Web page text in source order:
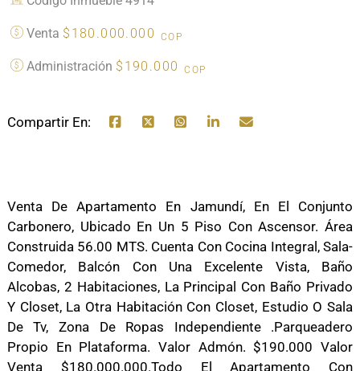
Venta $180.000.000 COP
Administración $190.000COP
Compartir En:
Venta De Apartamento En Jamundí, En El Conjunto
Carbonero, Ubicado En Un 5 Piso Con Ascensor. Área
Construida 56.00 MTS. Cuenta Con Cocina Integral, Sala-
Comedor, Balcón Con Una Excelente Vista, Baño
Alcobas, 2 Habitaciones, La Principal Con Baño Privado
Y Closet, La Otra Habitación Con Closet, Estudio O Sala
De Tv, Zona De Ropas Independiente .Parqueadero
Propio En Plataforma. Valor Admón. $190.000 Valor
Venta $180.000.000.Todo El Apartamento Con